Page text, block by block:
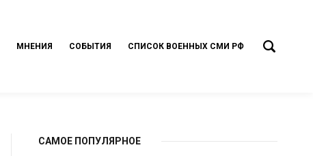
МНЕНИЯ СОБЫТИЯ СПИСОК ВОЕННЫХ СМИ РФ
САМОЕ ПОПУЛЯРНОЕ